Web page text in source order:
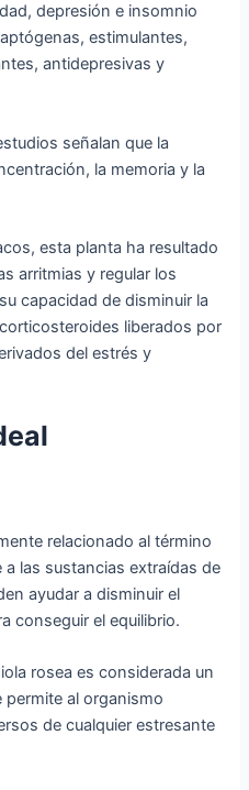
depresión e insomnio
estimulantes,
antidepresivas y
señalan que la
la memoria y la
esta planta ha resultado
arritmias y regular los
capacidad de disminuir la
liberados por
del estrés y
relacionado al término
a las sustancias extraídas de
ayudar a disminuir el
conseguir el equilibrio.
rosea es considerada un
permite al organismo
de cualquier estresante